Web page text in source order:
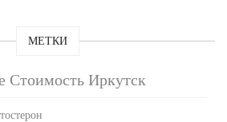
МЕТКИ
Стоимость Иркутск